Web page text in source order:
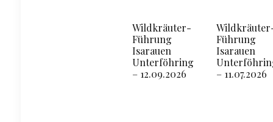
Wildkräuter-
Führung
Isarauen
Unterföhring
– 12.09.2026
Führung
Isarauen
– 11.07.2026